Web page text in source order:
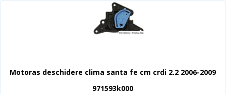
Motoras deschidere clima santa fe cm crdi 2.2 2006-2009
971593k000